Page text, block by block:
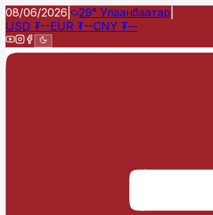
08/06/2026 29° Улаанбаатар
USD ₮--EUR ₮--CNY ₮--